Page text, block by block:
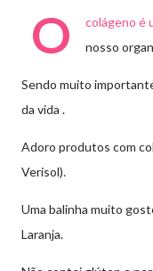
O
colágeno é
nosso
Sendo muito
da vida .
Adoro produtos com
Verisol).
Uma balinha muito
Laranja.